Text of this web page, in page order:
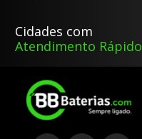
Cidades com
Atendimento Rápido